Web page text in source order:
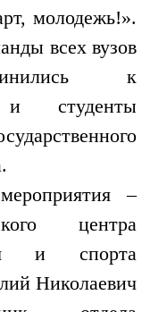
молодежь!».
всех вузов
к
и студенты
–
центра
и спорта
Николаевич